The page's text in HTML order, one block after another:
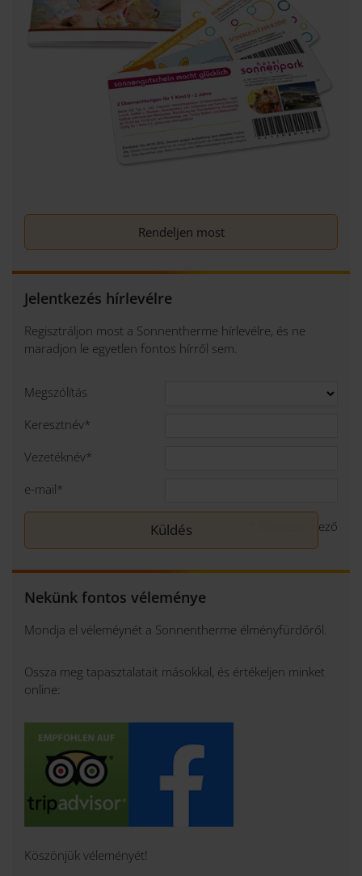
Rendeljen most
Jelentkezés hírlevélre
Regisztráljon most a Sonnentherme hírlevélre, és ne
maradjon le egyetlen fontos hírről sem.
Megszólítás
Keresztnév*
Vezetéknév*
e-mail*
kötelező mező
Nekünk fontos véleménye
Mondja el véleméynét a Sonnentherme élményfürdőről.
Ossza meg tapasztalatait másokkal, és értékeljen minket
online:
Köszönjük véleményét!